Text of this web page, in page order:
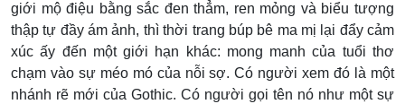
giới mộ điệu bằng sắc đen thẳm, ren mỏng và biểu tượng
thập tự đầy ám ảnh, thì thời trang búp bê ma mị lại đẩy cảm
xúc ấy đến một giới hạn khác: mong manh của tuổi thơ
chạm vào sự méo mó của nỗi sợ. Có người xem đó là một
nhánh rẽ mới của Gothic. Có người gọi tên nó như một sự